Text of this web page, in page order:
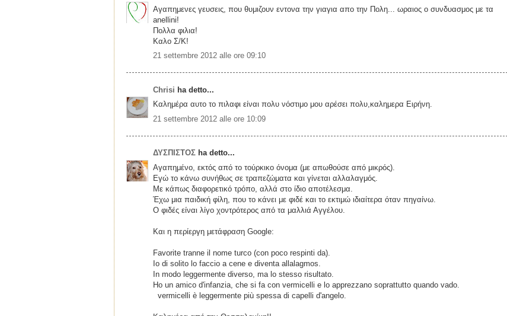
Αγαπημενες γευσεις, που θυμιζουν εντονα την γιαγια απο την Πολη... ωραιος ο συνδυασμος με τα
anellini!
Πολλα φιλια!
Καλο Σ/Κ!
21 settembre 2012 alle ore 09:10
Chrisi ha detto...
Καλημέρα αυτο το πιλαφι είναι πολυ νόστιμο μου αρέσει πολυ,καλημερα Ειρήνη.
21 settembre 2012 alle ore 10:09
ΔΥΣΠΙΣΤΟΣ ha detto...
Αγαπημένο, εκτός από το τούρκικο όνομα (με απωθούσε από μικρός).
Εγώ το κάνω συνήθως σε τραπεζώματα και γίνεται αλλαλαγμός.
Με κάπως διαφορετικό τρόπο, αλλά στο ίδιο αποτέλεσμα.
Έχω μια παιδική φίλη, που το κάνει με φιδέ και το εκτιμώ ιδιαίτερα όταν πηγαίνω.
Ο φιδές είναι λίγο χοντρότερος από τα μαλλιά Αγγέλου.
Και η περίεργη μετάφραση Google:
Favorite tranne il nome turco (con poco respinti da).
Io di solito lo faccio a cene e diventa allalagmos.
In modo leggermente diverso, ma lo stesso risultato.
Ho un amico d'infanzia, che si fa con vermicelli e lo apprezzano soprattutto quando vado.
vermicelli è leggermente più spessa di capelli d'angelo.